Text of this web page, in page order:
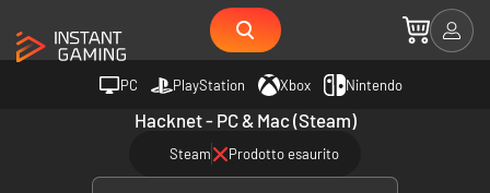
PC PlayStation Xbox Nintendo
Hacknet - PC & Mac (Steam)
Steam Prodotto esaurito